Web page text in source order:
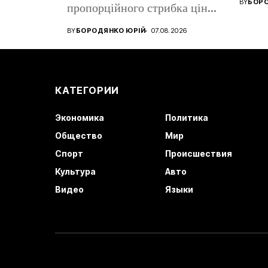
пропорційного стрибка цін
на зарядних станціях. За...
BYБОРОДЯНКО ЮРІЙ 07.08.2026
BY
КАТЕГОРИИ
Экономика
Политика
Общество
Мир
Спорт
Происшествия
Культура
Авто
Видео
Языки